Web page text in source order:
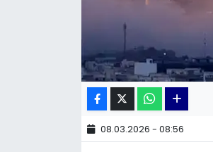
08.03.2026 - 08:56
TEKNOLOJİ
Yaşam
YEREL POLİTİKA